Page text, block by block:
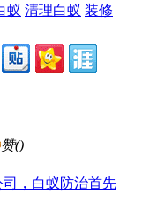
蚁 清理白蚁 装修
赞()
司，白蚁防治首先